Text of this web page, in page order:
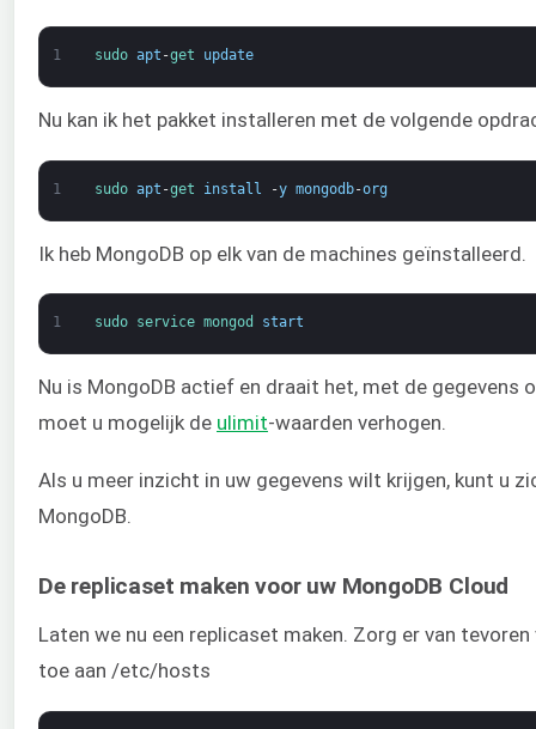
1 sudo apt -get update
Nu kan ik het pakket installeren met de volgende
1 sudo apt -get install -y mongodb-org
Ik heb MongoDB op elk van de machines geïnstalleerd.
1 sudo service mongod start
Nu is MongoDB actief en draait het, met de
moet u mogelijk de ulimit-waarden verhogen.
Als u meer inzicht in uw gegevens wilt krijgen, kunt u
MongoDB.
De replicaset maken voor uw MongoDB Cloud
Laten we nu een replicaset maken. Zorg er van
toe aan /etc/hosts